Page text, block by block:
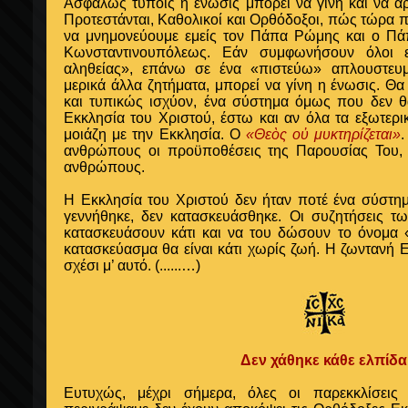
Ασφαλώς τύποις η ένωσις μπορεί να γίνη και να
Προτεστάνται, Καθολικοί και Ορθόδοξοι, πώς τώρα
να μνημονεύουμε εμείς τον Πάπα Ρώμης και ο
Κωνσταντινουπόλεως. Εάν συμφωνήσουν όλοι
αληθείας», επάνω σε ένα «πιστεύω»
μερικά άλλα ζητήματα, μπορεί να γίνη η ένωσις.
και τυπικώς ισχύον, ένα σύστημα όμως που δεν
Εκκλησία του Χριστού, έστω και αν όλα τα
μοιάζη με την Εκκλησία. Ο «Θεὸς οὐ μυκτηρίζεται».
ανθρώπους οι προϋποθέσεις της Παρουσίας Του,
ανθρώπους.
Η Εκκλησία του Χριστού δεν ήταν ποτέ ένα
γεννήθηκε, δεν κατασκευάσθηκε. Οι
κατασκευάσουν κάτι και να του δώσουν το
κατασκεύασμα θα είναι κάτι χωρίς ζωή. Η ζωντανή
σχέσι μ’ αυτό. (......…)
Δεν χάθηκε κάθε ελπίδα
Ευτυχώς, μέχρι σήμερα, όλες οι